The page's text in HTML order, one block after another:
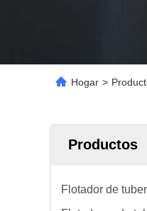
Hogar >
Productos
Flotador de